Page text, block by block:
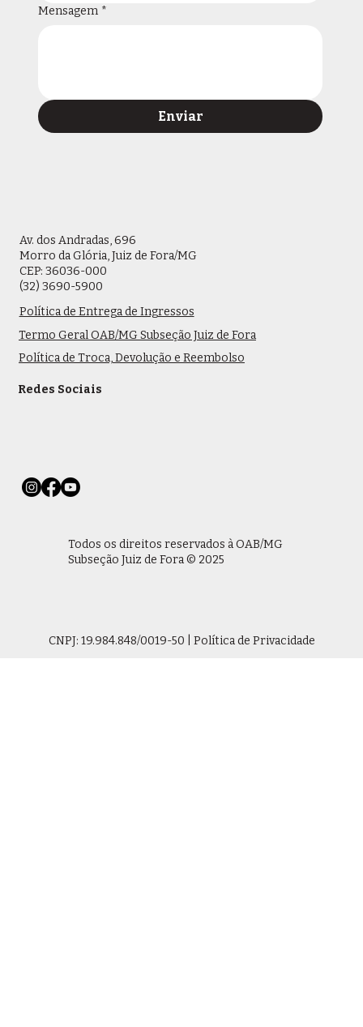
Av. dos Andradas, 696
Morro da Glória, Juiz de Fora/MG
CEP: 36036-000
(32) 3690-5900
Política de Entrega de Ingressos
Termo Geral OAB/MG Subseção Juiz de Fora
Política de Troca, Devolução e Reembolso
Redes Sociais
Mensagem *
Enviar
Todos os direitos reservados à OAB/MG
Subseção Juiz de Fora © 2025
CNPJ: 19.984.848/0019-50 | Política de Privacidade